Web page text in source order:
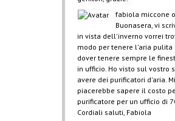
fabiola miccone
Buonasera, vi
in vista dell'inverno vorrei
modo per tenere l'aria pulita
dover tenere sempre le
in ufficio. Ho visto sul vostro
avere dei purificatori d'aria. Mi
piacerebbe sapere il costo
purificatore per un ufficio di
Cordiali saluti, Fabiola